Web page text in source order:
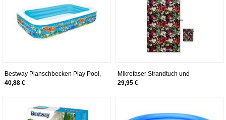
Bestway Planschbecken Play Pool,
305x183x56 cm
40,88 €
Mikrofaser Strandtuch und
Reisehandtücher für Damen- Sand
Kompakt. XL 180cm x 90cm.
29,95 €